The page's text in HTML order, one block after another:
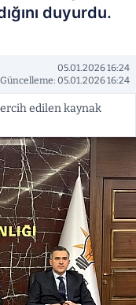
duyurdu.
05.01.2026 16:24
Güncelleme: 05.01.2026 16:24
edilen kaynak